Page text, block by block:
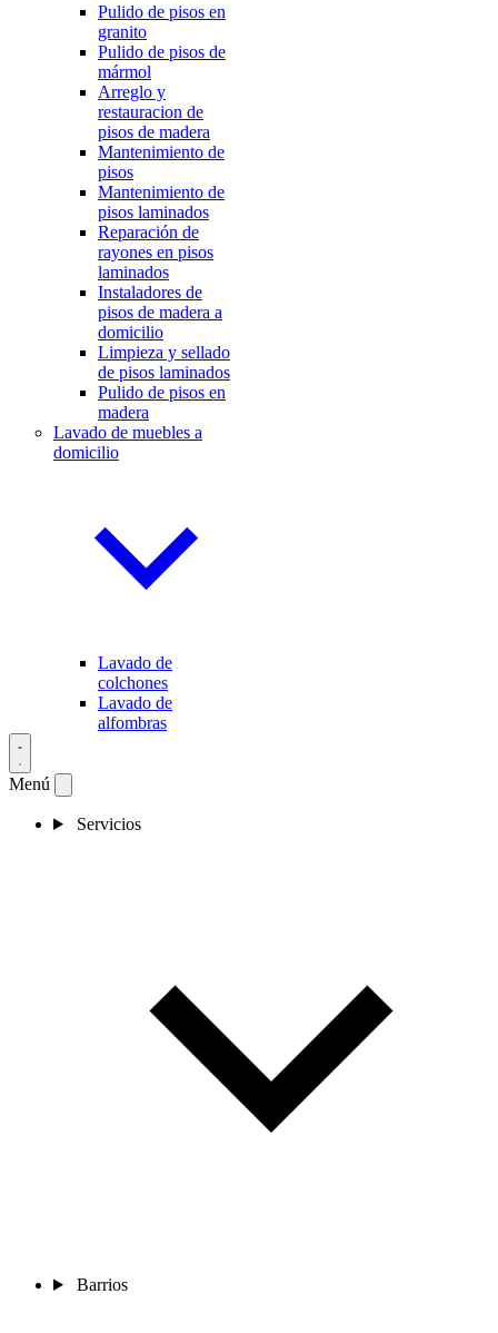
Pulido de pisos en
granito
Pulido de pisos de
mármol
Arreglo y
restauracion de
pisos de madera
Mantenimiento de
pisos
Mantenimiento de
pisos laminados
Reparación de
rayones en pisos
laminados
Instaladores de
pisos de madera a
domicilio
Limpieza y sellado
de pisos laminados
Pulido de pisos en
madera
Lavado de muebles a
domicilio
Lavado de
colchones
Lavado de
alfombras
Menú
Servicios
Barrios